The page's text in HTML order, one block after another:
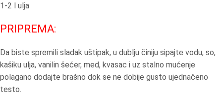
1-2 l ulja
PRIPREMA:
Da biste spremili sladak uštipak, u dublju činiju sipajte vodu, so,
kašiku ulja, vanilin šećer, med, kvasac i uz stalno mućenje
polagano dodajte brašno dok se ne dobije gusto ujednačeno
testo.